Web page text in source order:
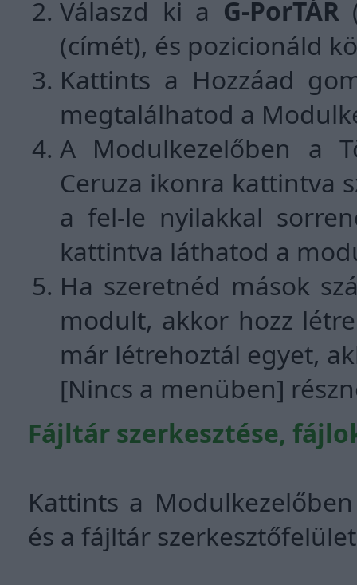
Válaszd ki a G-PorTÁR
(címét), és pozicionáld
Kattints a Hozzáad
megtalálhatod a
A Modulkezelőben a
Ceruza ikonra kattintva
a fel-le nyilakkal
kattintva láthatod a
Ha szeretnéd mások
modult, akkor hozz
már létrehoztál egyet,
[Nincs a menüben]
Fájltár szerkesztése,
Kattints a
és a fájltár